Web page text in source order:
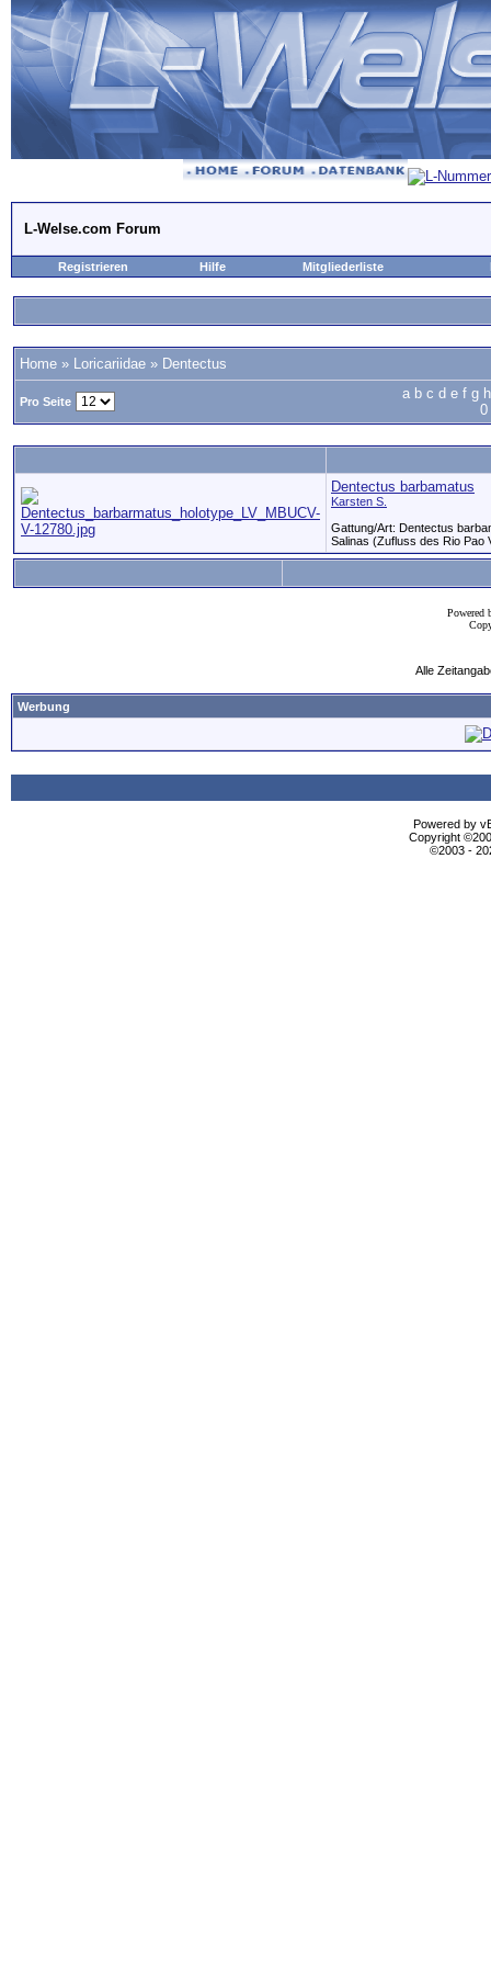
L-Welse.com Forum
Registrieren Hilfe Mitgliederliste
Home » Loricariidae » Dentectus
Pro Seite a b c d e f g h
0
Dentectus barbamatus
Karsten S.
Gattung/Art: Dentectus
Salinas (Zufluss des Rio Pao
Powered
Alle
Werbung
Powered by
Copyright
©2003 -